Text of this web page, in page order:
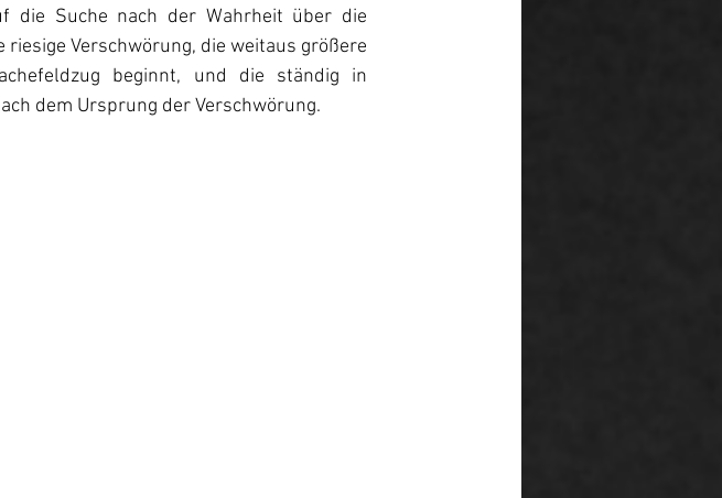
die Suche nach der Wahrheit über die
Verschwörung, die weitaus größere
beginnt, und die ständig in
dem Ursprung der Verschwörung.